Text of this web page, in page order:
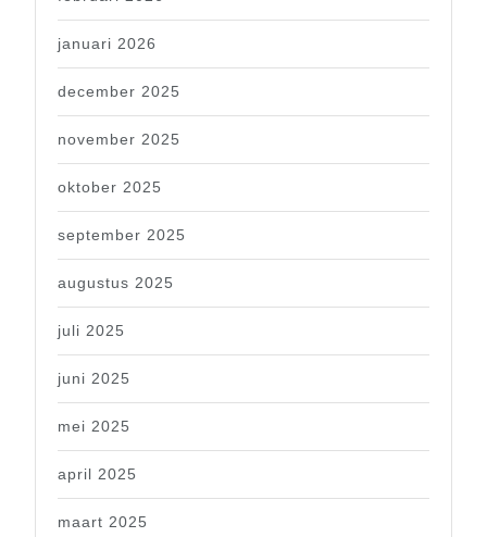
januari 2026
december 2025
november 2025
oktober 2025
september 2025
augustus 2025
juli 2025
juni 2025
mei 2025
april 2025
maart 2025